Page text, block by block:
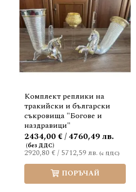
Комплект реплики на
тракийски и български
съкровища "Богове и
наздравици"
2920,80 €/ 5712,59 лв.
2434,00 € / 4760,49 лв.
ПОРЪЧАЙ